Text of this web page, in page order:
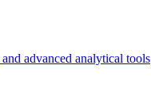
and advanced analytical tools